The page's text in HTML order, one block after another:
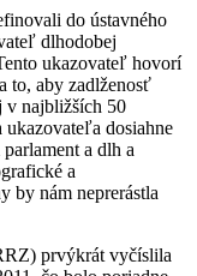
do ústavného
dlhodobej
ukazovateľ hovorí
to, aby zadlženosť
v najbližších 50
dosiahne
a dlh a
a
by nám neprerástla
prvýkrát vyčíslila